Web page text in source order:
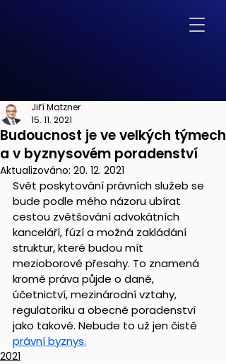
Budoucnost je ve velkých týmech
a v byznysovém poradenství
Jiří Matzner
15. 11. 2021
Aktualizováno: 20. 12. 2021
Svět poskytování právních služeb se
bude podle mého názoru ubírat
cestou zvětšování advokátních
kanceláří, fúzí a možná zakládání
struktur, které budou mít
mezioborové přesahy. To znamená
kromě práva půjde o daně,
účetnictví, mezinárodní vztahy,
regulatoriku a obecně poradenství
jako takové. Nebude to už jen čistě
právní byznys.
2021